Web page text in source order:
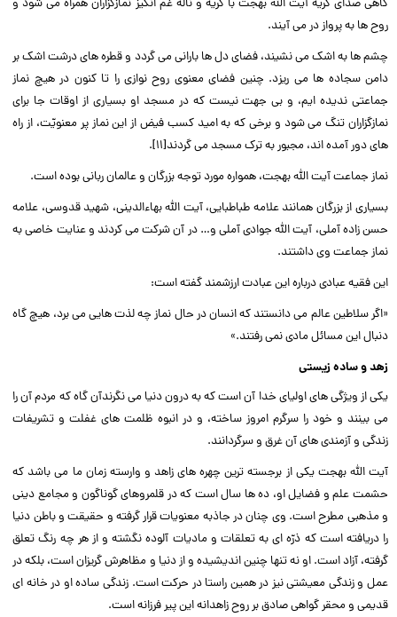
روح ها به پرواز در مى آیند.‌‌
چشم ها به اشک مى نشیند، فضاى دل ها بارانى مى گردد و قطره هاى درشت اشک بر
دامن سجاده ها مى ریزد. چنین فضاى معنوى روح نوازى را تا کنون در هیچ نماز
جماعتى ندیده ایم، و بى جهت نیست که در مسجد او بسیارى از اوقات جا براى
نمازگزاران تنگ مى شود و برخى که به امید کسب فیض از این نماز پر معنویّت، از راه
هاى دور آمده اند، مجبور به ترک مسجد مى گردند[۱۱].‌‌
نماز جماعت آیت الله بهجت، همواره مورد توجه بزرگان و عالمان ربانى بوده است.‌‌
بسیارى از بزرگان همانند علامه طباطبایى، آیت الله بهاءالدینى، شهید قدوسى، علامه
حسن زاده آملى، آیت الله جوادى آملى و… در آن شرکت مى کردند و عنایت خاصى به
نماز جماعت وى داشتند.‌‌
این فقیه عبادى درباره این عبادت ارزشمند گفته است:‌‌
«اگر سلاطین عالم مى دانستند که انسان در حال نماز چه لذت هایى مى برد، هیچ گاه
دنبال این مسائل مادى نمى رفتند.»‌‌
زهد و ساده زیستى
یکى از ویژگى هاى اولیاى خدا آن است که به درون دنیا مى نگرندآن گاه که مردم آن را
مى بینند و خود را سرگرم امروز ساخته، و در انبوه ظلمت هاى غفلت و تشریفات
زندگى و آزمندى هاى آن غرق و سرگردانند.‌‌
آیت الله بهجت یکى از برجسته ترین چهره هاى زاهد و وارسته زمان ما مى باشد که
حشمت علم و فضایل او، ده ها سال است که در قلمروهاى گوناگون و مجامع دینى
و مذهبى مطرح است. وى چنان در جاذبه معنویات قرار گرفته و حقیقت و باطن دنیا
را دریافته است که ذرّه اى به تعلقات و مادیات آلوده نگشته و از هر چه رنگ تعلق
گرفته، آزاد است. او نه تنها چنین اندیشیده و از دنیا و مظاهرش گریزان است، بلکه در
عمل و زندگى معیشتى نیز در همین راستا در حرکت است. زندگى ساده او در خانه اى
قدیمى و محقر گواهى صادق بر روح زاهدانه این پیر فرزانه است.‌‌